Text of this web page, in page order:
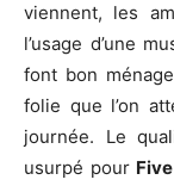
viennent, les
l’usage d’une
font bon
folie que l’on
journée. Le
usurpé pour